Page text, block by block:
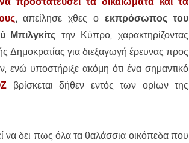
,απείλησε χθες οεκπρόσωπος του
Μπιλγκίτς την Κύπρο, χαρακτηρίζοντας
Δημοκρατίας για διεξαγωγή έρευνας προς
ενώ υποστήριξε ακόμη ότι ένα σημαντικό
βρίσκεται δήθεν εντός των ορίων της
δει πως όλα τα θαλάσσια οικόπεδα που